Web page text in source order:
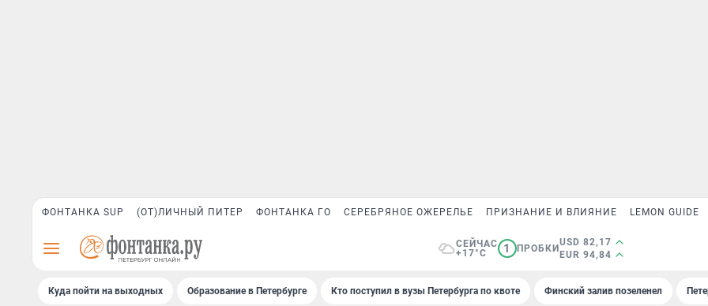
ФОНТАНКА SUP (ОТ)ЛИЧНЫЙ ПИТЕР ФОНТАНКА ГО СЕРЕБРЯНОЕ ОЖЕРЕЛЬЕ ПРИЗНАНИЕ И ВЛИЯНИЕ LEMON GUIDE
СЕЙЧАС
+17°C
1 ПРОБКИ
USD 82,17
EUR 94,84
Куда пойти на выходных Образование в Петербурге Кто поступил в вузы Петербурга по квоте Финский залив позеленел